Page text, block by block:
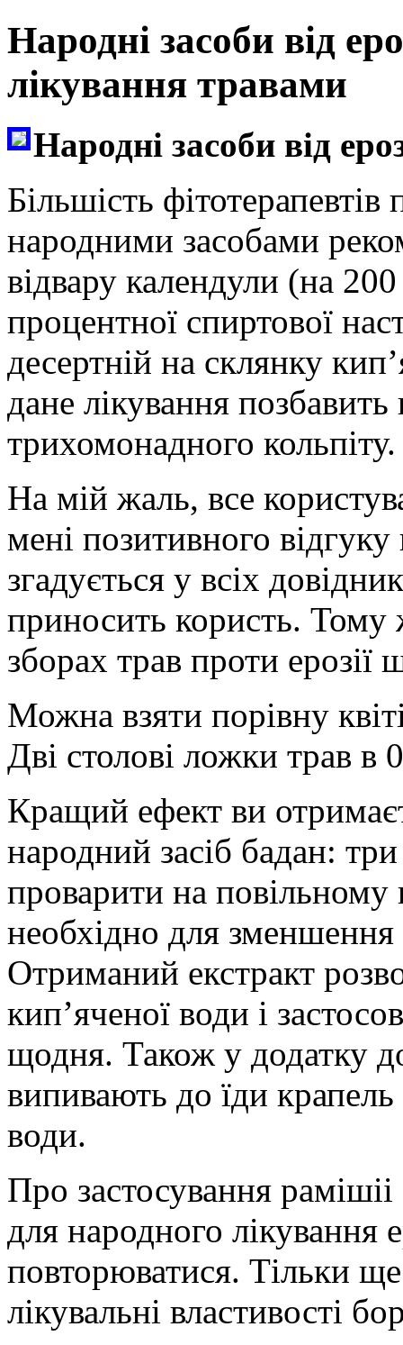
Народні засоби від
лікування травами
Народні засоби від
Більшість фітотерапевтів
народними засобами
відвару календули (на
процентної спиртової
десертній на склянку
дане лікування позбавить
трихомонадного кольпіту.
На мій жаль, все
мені позитивного
згадується у всіх
приносить користь. Тому
зборах трав проти
Можна взяти порівну
Дві столові ложки трав в
Кращий ефект ви
народний засіб бадан:
проварити на повільному
необхідно для зменшення
Отриманий екстракт
кип’яченої води і
щодня. Також у додатку
випивають до їди
води.
Про застосування
для народного лікування
повторюватися. Тільки
лікувальні властивості